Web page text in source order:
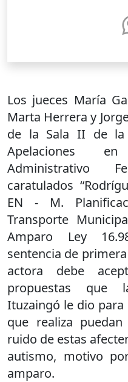
Los jueces María
Marta Herrera y
de la Sala II de la
Apelaciones
Administrativo
caratulados
EN - M.
Transporte
Amparo Ley
sentencia de
actora debe
propuestas que
Ituzaingó le dio
que realiza
ruido de estas
autismo, motivo
amparo.